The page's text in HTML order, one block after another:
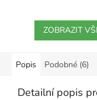
ZOBRAZIT
Popis Podobné (6)
Detailní popis